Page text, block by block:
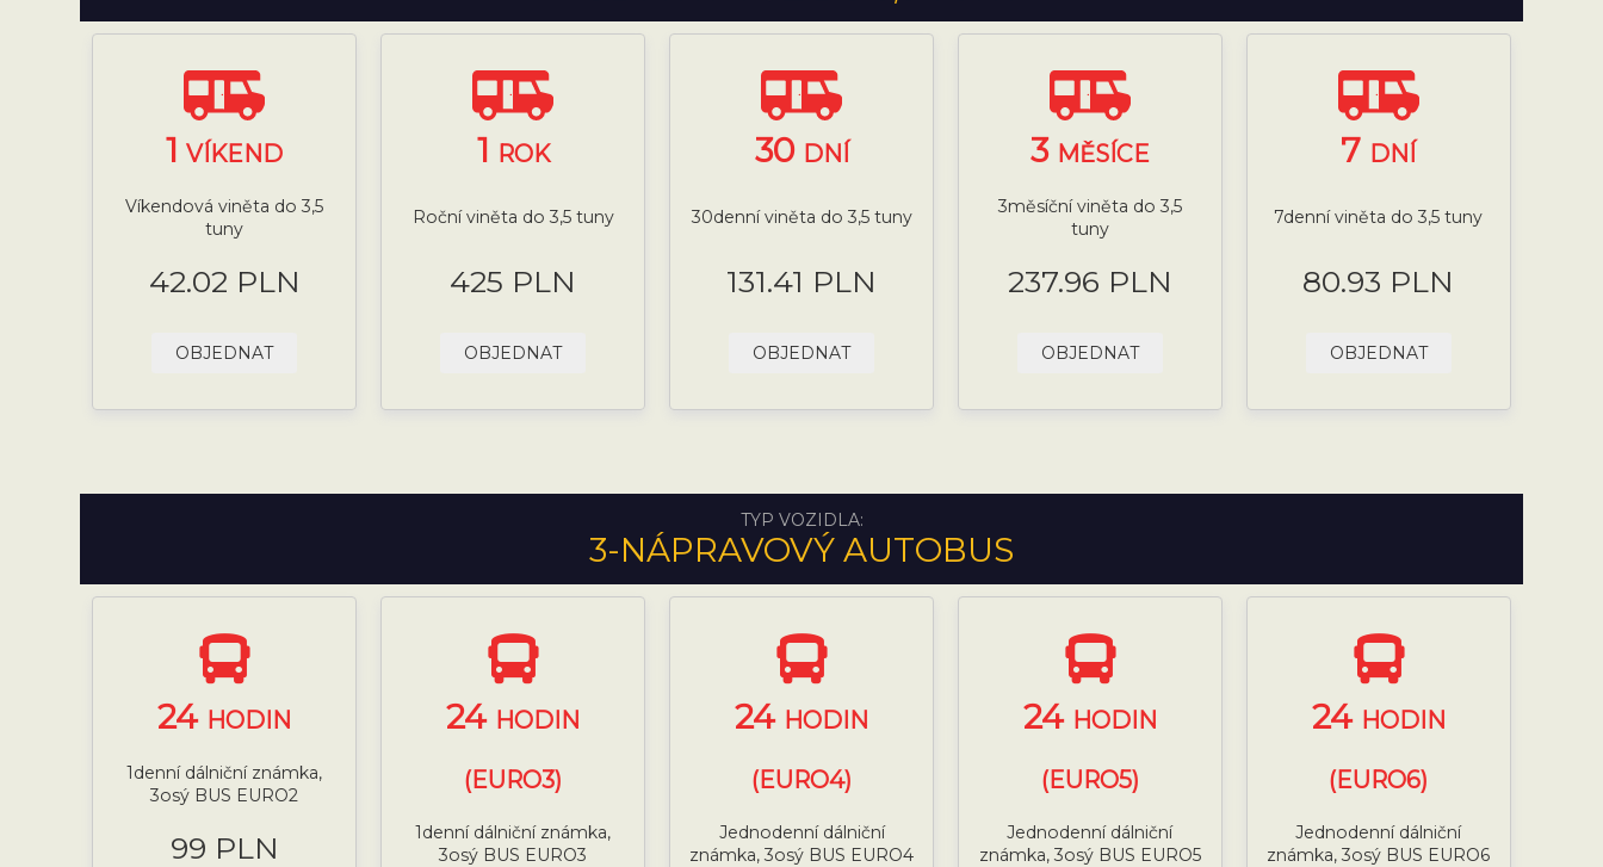
1VÍKEND
Víkendová viněta do 3,5
tuny
42.02 PLN
OBJEDNAT
1 ROK
Roční viněta do 3,5 tuny
425 PLN
OBJEDNAT
30 DNÍ
30denní viněta do 3,5 tuny
131.41 PLN
OBJEDNAT
3 MĚSÍCE
3měsíční viněta do 3,5
tuny
237.96 PLN
OBJEDNAT
7 DNÍ
7denní viněta do 3,5 tuny
80.93 PLN
OBJEDNAT
TYP VOZIDLA:
3-NÁPRAVOVÝ AUTOBUS
24 HODIN
1denní dálniční známka,
3osý BUS EURO2
99 PLN
24 HODIN
(EURO3)
1denní dálniční známka,
3osý BUS EURO3
24 HODIN
(EURO4)
Jednodenní dálniční
známka, 3osý BUS EURO4
24 HODIN
(EURO5)
Jednodenní dálniční
známka, 3osý BUS EURO5
24 HODIN
(EURO6)
Jednodenní dálniční
známka, 3osý BUS EURO6